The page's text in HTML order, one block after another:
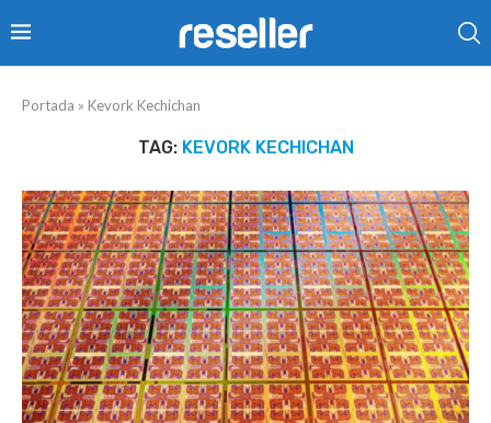
Portada » Kevork Kechichan
TAG: KEVORK KECHICHAN